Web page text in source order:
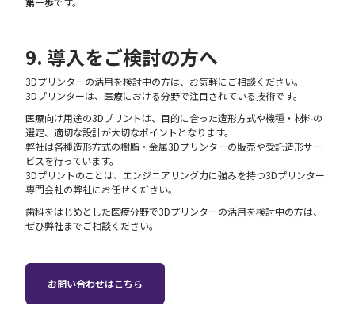
9. 導入をご検討の方へ
3Dプリンターの活用を検討中の方は、お気軽にご相談ください。
3Dプリンターは、医療における分野で注目されている技術です。
医療向け用途の3Dプリントは、目的に合った造形方式や機種・材料の
選定、適切な設計が大切なポイントとなります。
弊社は各種造形方式の樹脂・金属3Dプリンターの販売や受託造形サー
ビスを行っています。
3Dプリントのことは、エンジニアリング力に強みを持つ3Dプリンター
専門会社の弊社にお任せください。
歯科をはじめとした医療分野で3Dプリンターの活用を検討中の方は、
ぜひ弊社までご相談ください。
お問い合わせはこちら